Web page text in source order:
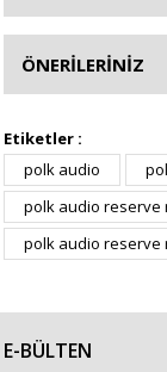
ÖNERİLERİNİZ
Etiketler :
polk audio
polk audio reserve
polk audio reserve
E-BÜLTEN